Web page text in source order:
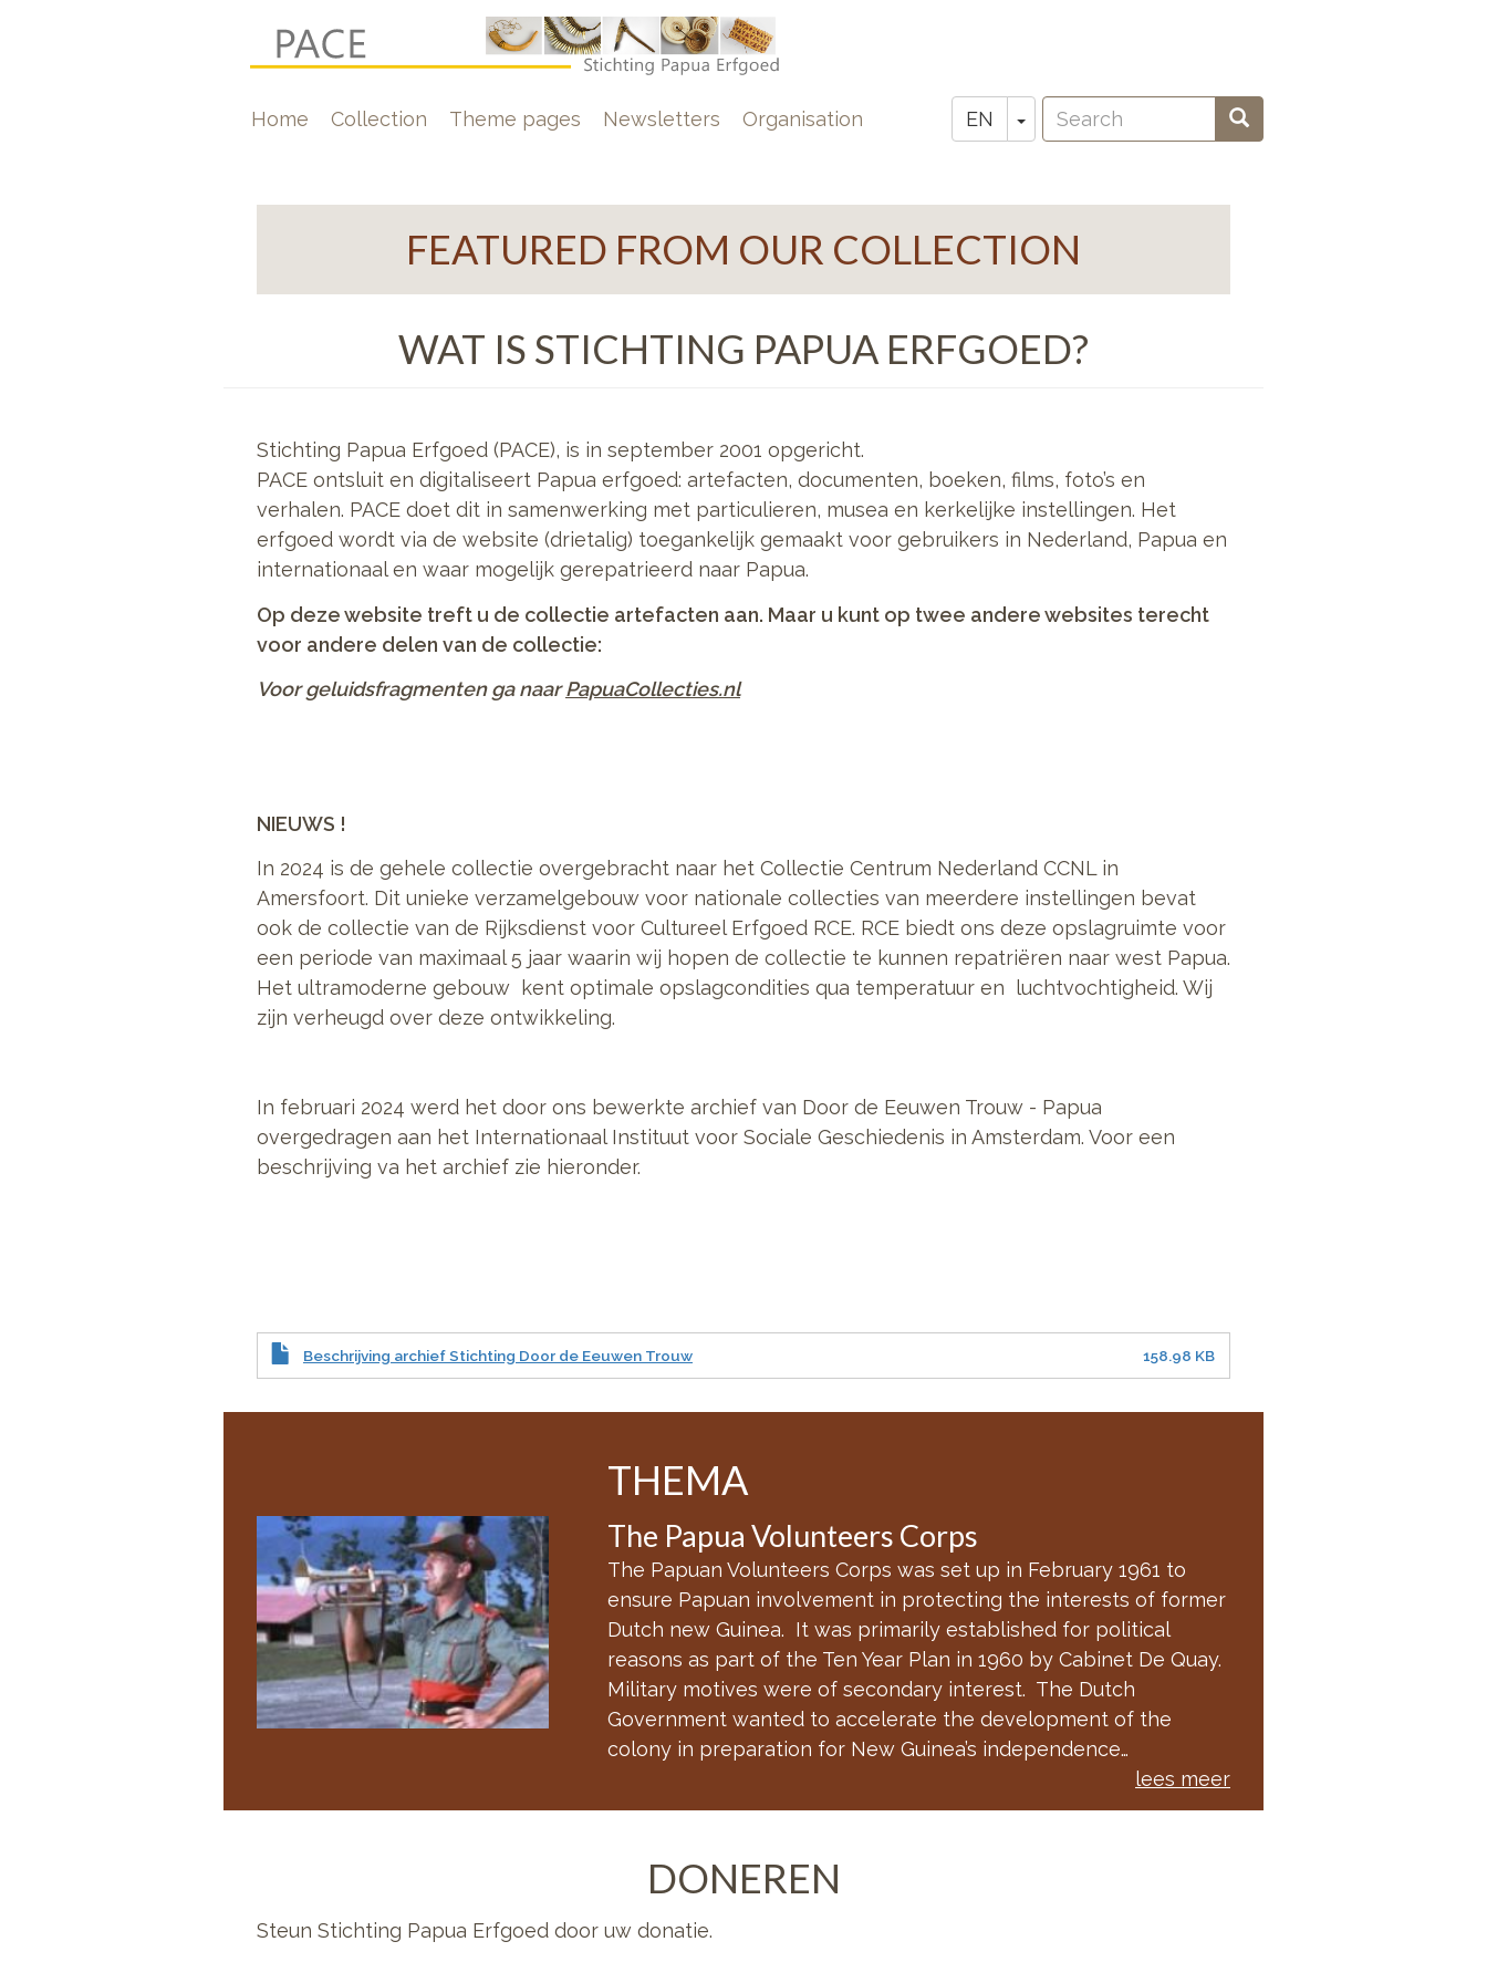
EN Toggle Dropdown
Zoeken
Search Search
Hoofdnavigatie
Home Collection Theme pages Newsletters Organisation
FEATURED FROM OUR COLLECTION
WAT IS STICHTING PAPUA ERFGOED?
Stichting Papua Erfgoed (PACE), is in september 2001 opgericht.
PACE ontsluit en digitaliseert Papua erfgoed: artefacten, documenten, boeken, films, foto’s en
verhalen. PACE doet dit in samenwerking met particulieren, musea en kerkelijke instellingen. Het
erfgoed wordt via de website (drietalig) toegankelijk gemaakt voor gebruikers in Nederland, Papua en
internationaal en waar mogelijk gerepatrieerd naar Papua.
Op deze website treft u de collectie artefacten aan. Maar u kunt op twee andere websites terecht
voor andere delen van de collectie:
Voor geluidsfragmenten ga naarPapuaCollecties.nl
NIEUWS !
In 2024 is de gehele collectie overgebracht naar het Collectie Centrum Nederland CCNL in
Amersfoort. Dit unieke verzamelgebouw voor nationale collecties van meerdere instellingen bevat
ook de collectie van de Rijksdienst voor Cultureel Erfgoed RCE. RCE biedt ons deze opslagruimte voor
een periode van maximaal 5 jaar waarin wij hopen de collectie te kunnen repatriëren naar west Papua.
Het ultramoderne gebouw kent optimale opslagcondities qua temperatuur en luchtvochtigheid. Wij
zijn verheugd over deze ontwikkeling.
In februari 2024 werd het door ons bewerkte archief van Door de Eeuwen Trouw - Papua
overgedragen aan het Internationaal Instituut voor Sociale Geschiedenis in Amsterdam. Voor een
beschrijving va het archief zie hieronder.
Beschrijving archief Stichting Door de Eeuwen Trouw 158.98 KB
THEMA
The Papua Volunteers Corps
The Papuan Volunteers Corps was set up in February 1961 to
ensure Papuan involvement in protecting the interests of former
Dutch new Guinea. It was primarily established for political
reasons as part of the Ten Year Plan in 1960 by Cabinet De Quay.
Military motives were of secondary interest. The Dutch
Government wanted to accelerate the development of the
colony in preparation for New Guinea’s independence…
lees meer
DONEREN
Steun Stichting Papua Erfgoed door uw donatie.